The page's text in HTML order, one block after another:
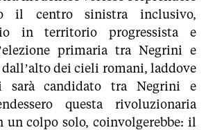
il centro sinistra inclusivo,
in territorio progressista e
primaria tra Negrini e
dall’alto dei cieli romani, laddove
sarà candidato tra Negrini e
questa rivoluzionaria
un colpo solo, coinvolgerebbe: il